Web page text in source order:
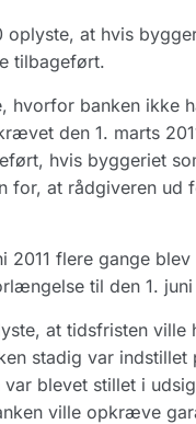
at hvis
tilbageført.
hvorfor banken ikke
den 1. marts
hvis byggeriet
for, at rådgiveren ud
2011 flere gange
til den 1. juni
at tidsfristen ville
stadig var indstillet
blevet stillet i
ville opkræve